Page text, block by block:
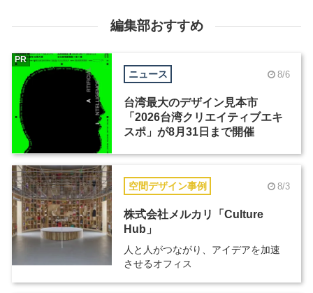
編集部おすすめ
ニュース 8/6
台湾最大のデザイン見本市
「2026台湾クリエイティブエキ
スポ」が8月31日まで開催
PR
空間デザイン事例 8/3
株式会社メルカリ「Culture
Hub」
人と人がつながり、アイデアを加速
させるオフィス